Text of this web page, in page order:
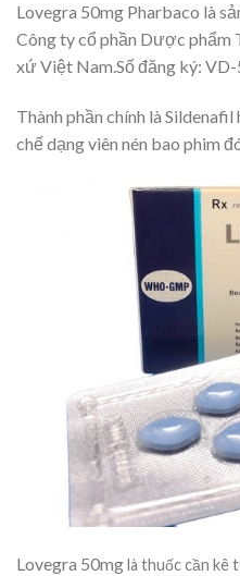
Lovegra 50mg Pharbaco là
Công ty cổ phần Dược phẩm
xứ Việt Nam.Số đăng ký:
Thành phần chính là
chế dạng viên nén bao phim
Lovegra 50mglà thuốc cần kê